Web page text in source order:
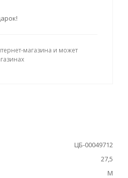
магазина и может
ЦБ-00049712
27,5
M